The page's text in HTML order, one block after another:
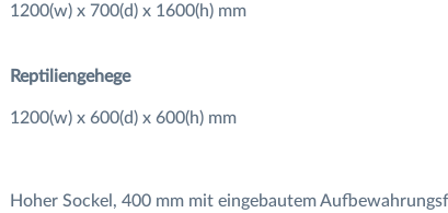
1200(w) x 700(d) x 1600(h) mm
Reptiliengehege
1200(w) x 600(d) x 600(h) mm
Hoher Sockel, 400 mm mit eingebautem